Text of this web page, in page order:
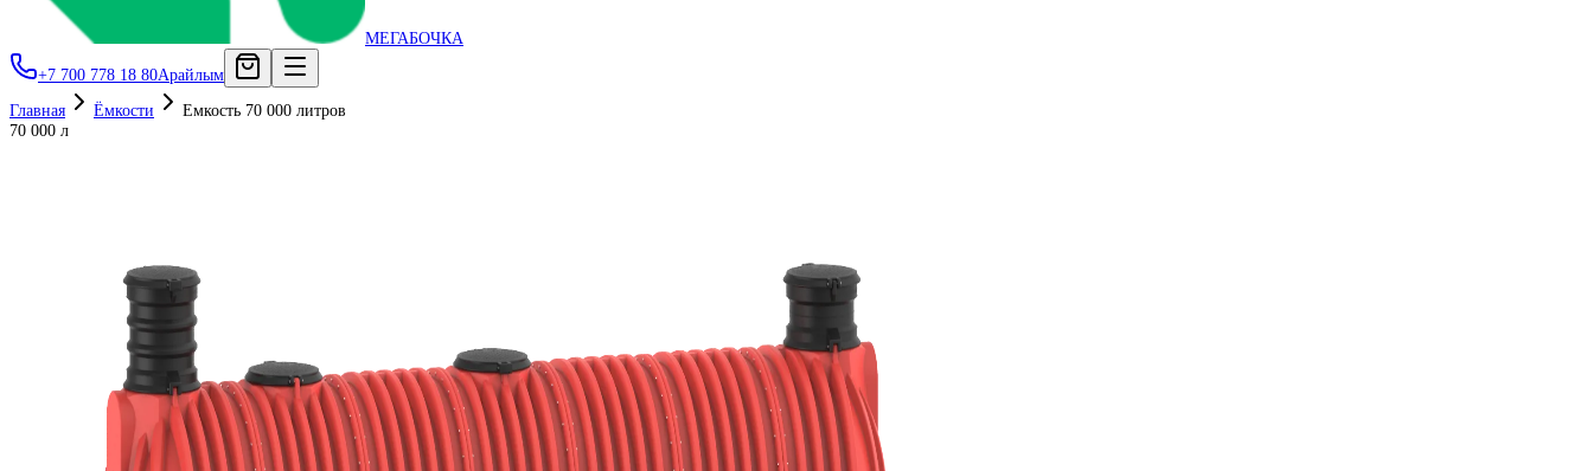
МЕГАБОЧКА
+7 700 778 18 80Арайлым
Главная
Ёмкости
Емкость 70 000 литров
70 000 л